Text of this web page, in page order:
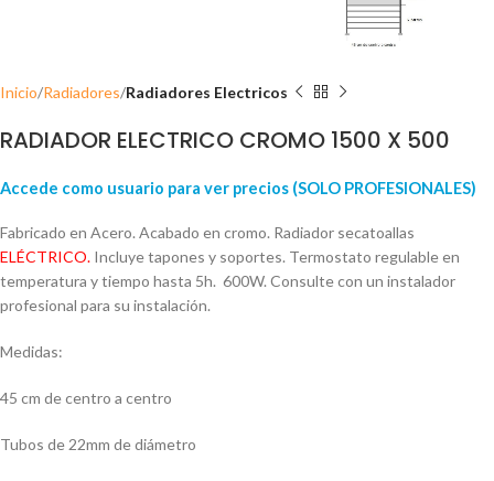
Inicio Radiadores Radiadores Electricos
RADIADOR ELECTRICO CROMO 1500 X 500
Accede como usuario para ver precios (SOLO PROFESIONALES)
Fabricado en Acero. Acabado en cromo. Radiador secatoallas
ELÉCTRICO. Incluye tapones y soportes. Termostato regulable en
temperatura y tiempo hasta 5h. 600W. Consulte con un instalador
profesional para su instalación.
Medidas:
45 cm de centro a centro
Tubos de 22mm de diámetro